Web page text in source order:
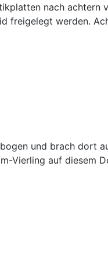
nach achtern
freigelegt werden.
und brach dort
Vierling auf diesem